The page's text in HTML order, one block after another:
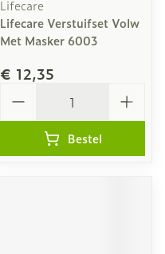
Lifecare
Lifecare Verstuifset Volw
Met Masker 6003
€ 12,35
Bestel